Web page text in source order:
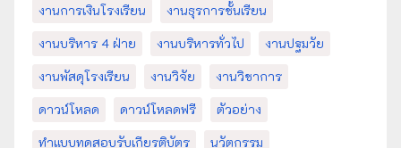
งานการเงินโรงเรียน
งานธุรการชั้นเรียน
งานบริหาร 4 ฝ่าย
งานบริหารทั่วไป
งานปฐมวัย
งานพัสดุโรงเรียน
งานวิจัย
งานวิชาการ
ดาวน์โหลด
ดาวน์โหลดฟรี
ตัวอย่าง
ทำแบบทดสอบรับเกียรติบัตร
นวัตกรรม